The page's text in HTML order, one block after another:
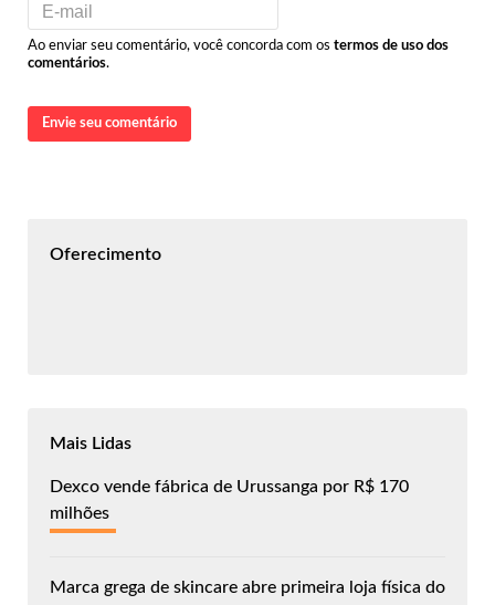
Ao enviar seu comentário, você concorda com os termos de uso dos
comentários.
Envie seu comentário
Oferecimento
Mais Lidas
Dexco vende fábrica de Urussanga por R$ 170
milhões
Marca grega de skincare abre primeira loja física do